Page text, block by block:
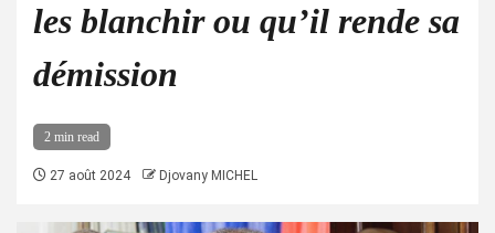
les blanchir ou qu’il rende sa
démission
2 min read
27 août 2024 Djovany MICHEL